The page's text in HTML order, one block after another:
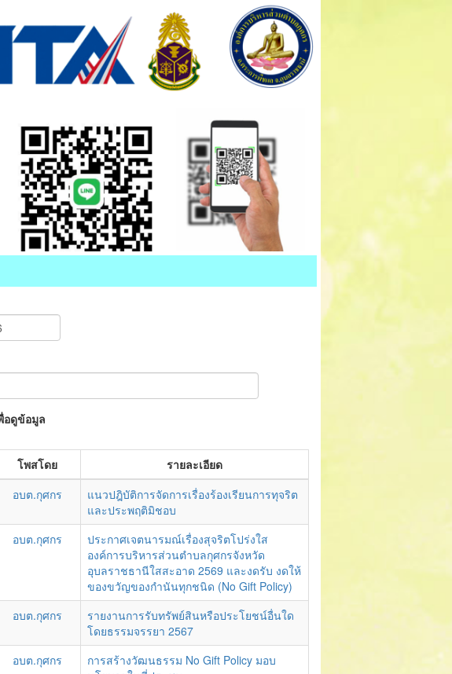
อดูข้อมูล
โพสโดย
รายละเอียด
อบต.กุศกร
แนวปฎิบัติการจัดการเรื่องร้องเรียนการทุจริต
และประพฤติมิชอบ
อบต.กุศกร
ประกาศเจตนารมณ์เรื่องสุจริตโปร่งใส
องค์การบริหารส่วนตำบลกุศกรจังหวัด
อุบลราชธานีใสสะอาด 2569 และงดรับ งดให้
ของขวัญของกำนันทุกชนิด (No Gift Policy)
อบต.กุศกร
รายงานการรับทรัพย์สินหรือประโยชน์อื่นใด
โดยธรรมจรรยา 2567
อบต.กุศกร
การสร้างวัฒนธรรม No Gift Policy มอบ